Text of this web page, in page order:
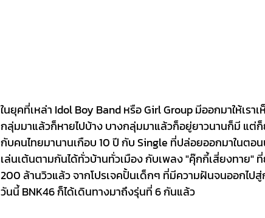
ในยุคที่เหล่า Idol Boy Band หรือ Girl Group มีออกมาให้เร
กลุ่มมาแล้วก็หายไปบ้าง บางกลุ่มมาแล้วก็อยู่ยาวนานก็มี แ
กับคนไทยมานานเกือบ 10 ปี กับ Single ที่ปล่อยออกมาในตอ
เล่นเต้นตามกันได้ทั่วบ้านทั่วเมือง กับเพลง "คุ๊กกี้เสี่ยงทาย"
200 ล้านวิวแล้ว จากโปรเจคปั้นเด็กๆ ที่มีความฝันจนออกไป
วันนี้ BNK46 ก็ได้เดินทางมาถึงรุ่นที่ 6 กันแล้ว